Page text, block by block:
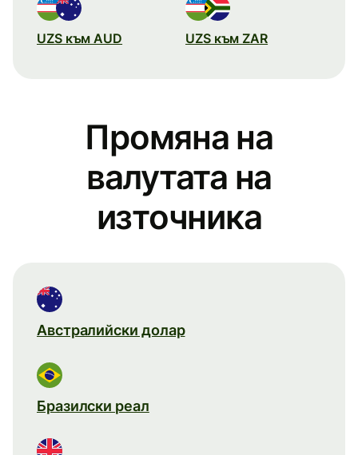
UZS към AUD UZS към ZAR
Промяна на
валутата на
източника
Австралийски долар
Бразилски реал